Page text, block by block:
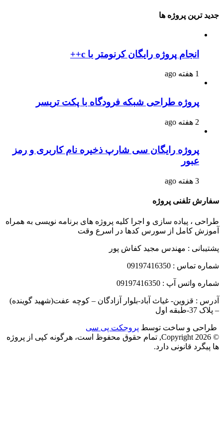
جدید ترین پروژه ها
انجام پروژه رایگان کرنومتر با c++
1 هفته ago
پروژه طراحی شبکه فرودگاه با پکت تریسر
2 هفته ago
پروژه رایگان سی شارپ ذخیره نام کاربری و رمز
عبور
3 هفته ago
سفارش تلفنی پروژه
طراحی ، پیاده سازی و اجرا کلیه پروژه های برنامه نویسی به همراه
آموزش کامل از سورس کدها در اسرع وقت
پشتیبانی : مهندس مجید کفاش پور
شماره تماس : 09197416350
شماره واتس آپ : 09197416350
آدرس : قزوین- غیاث آباد-بلوار آزادگان – کوچه عفت(شهید گوینده)
– پلاک 37-طبقه اول
طراحی و ساخت توسط پروجکت پی سی
© Copyright 2026, تمام حقوق محفوظ است، هرگونه کپی از پروژه
ها پیگرد قانونی دارد.